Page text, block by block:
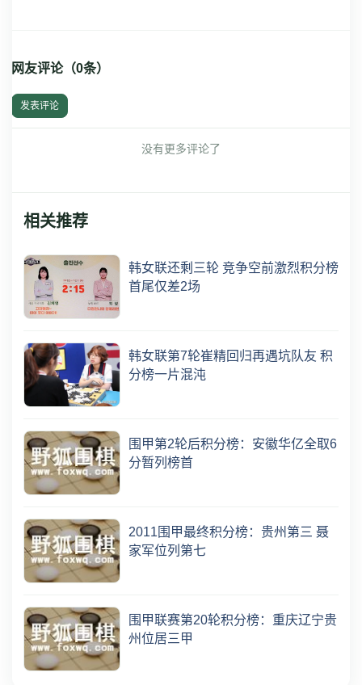
网友评论（0条）
发表评论
没有更多评论了
相关推荐
韩女联还剩三轮 竞争空前激烈积分榜
首尾仅差2场
韩女联第7轮崔精回归再遇坑队友 积
分榜一片混沌
围甲第2轮后积分榜：安徽华亿全取6
分暂列榜首
2011围甲最终积分榜：贵州第三 聂
家军位列第七
围甲联赛第20轮积分榜：重庆辽宁贵
州位居三甲